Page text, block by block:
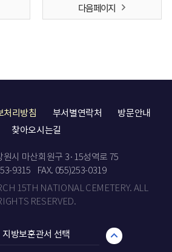
다음 페이지
처리방침 부서별연락처
방문안내
찾아오시는길
원시 마산회원구 3·15성역로 75
9315
FAX. 055)253-0319
15TH NATIONAL CEMETERY. ALL
RESERVED.
지방보훈관서 선택